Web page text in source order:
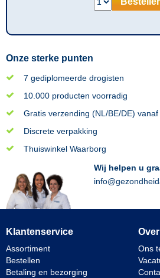
Onze sterke punten
7 gediplomeerde drogisten
10.000 producten voorradig
Gratis verzending (NL/BE/DE) vanaf
Discrete verpakking
Thuiswinkel Waarborg
Wij helpen u
Klantenservice
Assortiment
Bestellen
Betaling en bezorging
Ons